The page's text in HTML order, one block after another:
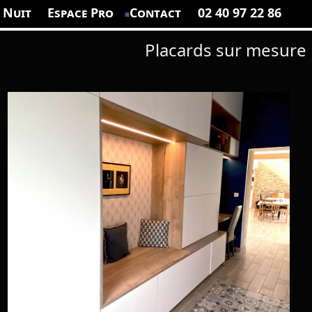
Nuit Espace Pro Contact 02 40 97 22 86
Placards sur mesure